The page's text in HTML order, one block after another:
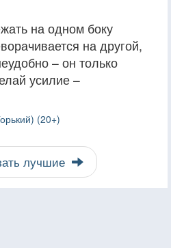
на одном боку
на другой,
– он только
усилие –
(20+)
лучшие